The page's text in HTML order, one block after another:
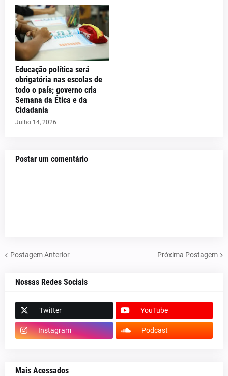
Educação política será
obrigatória nas escolas de
todo o país; governo cria
Semana da Ética e da
Cidadania
Julho 14, 2026
Postar um comentário
Postagem Anterior Próxima Postagem
Nossas Redes Sociais
Twitter YouTube
Instagram Podcast
Mais Acessados